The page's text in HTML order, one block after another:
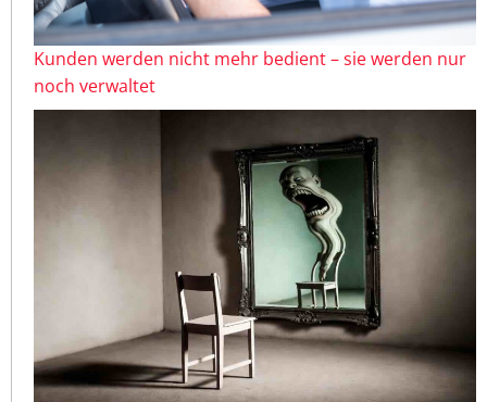
Kunden werden nicht mehr bedient – sie werden nur
noch verwaltet